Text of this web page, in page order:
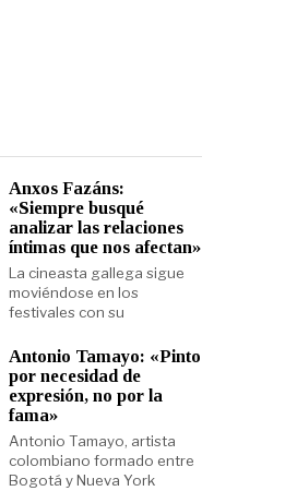
Anxos Fazáns:
«Siempre busqué
analizar las relaciones
íntimas que nos afectan»
La cineasta gallega sigue
moviéndose en los
festivales con su
Antonio Tamayo: «Pinto
por necesidad de
expresión, no por la
fama»
Antonio Tamayo, artista
colombiano formado entre
Bogotá y Nueva York